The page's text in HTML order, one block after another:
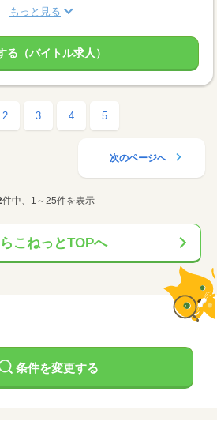
もっと見る
る（バイトル求人）
2 3 4 5
次のページへ
件中、1～25件を表示
こねっとTOPへ
条件を変更する